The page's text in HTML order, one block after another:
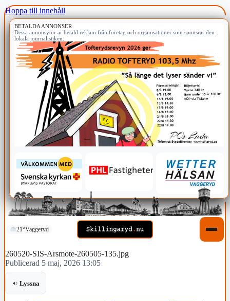
Hoppa till innehåll
BETALDA ANNONSER
Dessa annonsytor är betald reklam från företag och organisationer som sponsrar den
lokala journalistiken.
21°Vaggeryd
260520-SIS-Arsmote-260505-135.jpg
Publicerad 5 maj, 2026 13:05
Lyssna